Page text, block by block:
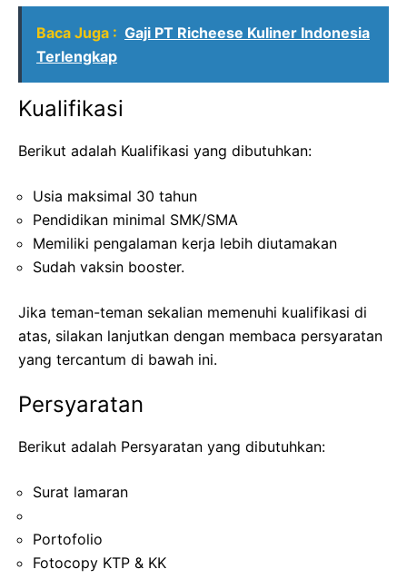
Baca Juga : Gaji PT Richeese Kuliner Indonesia
Terlengkap
Kualifikasi
Berikut adalah Kualifikasi yang dibutuhkan:
Usia maksimal 30 tahun
Pendidikan minimal SMK/SMA
Memiliki pengalaman kerja lebih diutamakan
Sudah vaksin booster.
Jika teman-teman sekalian memenuhi kualifikasi di
atas, silakan lanjutkan dengan membaca persyaratan
yang tercantum di bawah ini.
Persyaratan
Berikut adalah Persyaratan yang dibutuhkan:
Surat lamaran
Portofolio
Fotocopy KTP & KK